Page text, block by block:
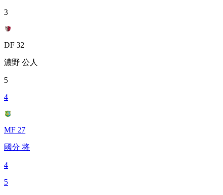
3
DF 32
濃野 公人
5
4
MF 27
國分 将
4
5